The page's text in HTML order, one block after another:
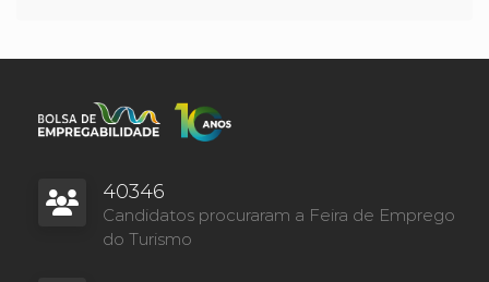
40346
Candidatos procuraram a Feira de Emprego
do Turismo